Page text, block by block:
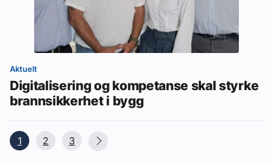
Aktuelt
Digitalisering og kompetanse skal styrke
brannsikkerhet i bygg
1 2 3